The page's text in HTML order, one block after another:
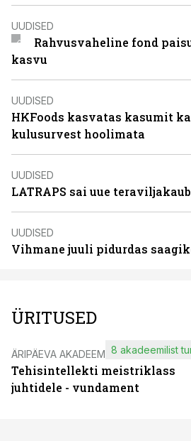
UUDISED
Rahvusvaheline fond
kasvu
UUDISED
HKFoods kasvatas kasumit
kulusurvest hoolimata
UUDISED
LATRAPS sai uue
UUDISED
Vihmane juuli pidurdas
ÜRITUSED
ÄRIPÄEVA AKADEEMIA
Tehisintellekti meistriklass
juhtidele - vundament
8 akadeemilist